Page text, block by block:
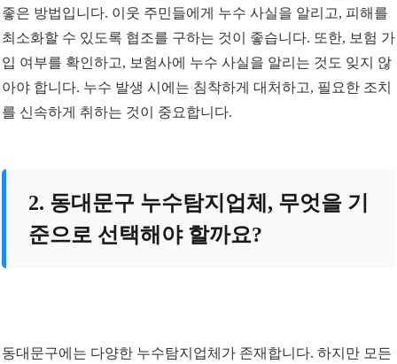
좋은 방법입니다. 이웃 주민들에게 누수 사실을 알리고, 피해를
최소화할 수 있도록 협조를 구하는 것이 좋습니다. 또한, 보험 가
입 여부를 확인하고, 보험사에 누수 사실을 알리는 것도 잊지 않
아야 합니다. 누수 발생 시에는 침착하게 대처하고, 필요한 조치
를 신속하게 취하는 것이 중요합니다.
2. 동대문구 누수탐지업체, 무엇을 기
준으로 선택해야 할까요?
동대문구에는 다양한 누수탐지업체가 존재합니다. 하지만 모든